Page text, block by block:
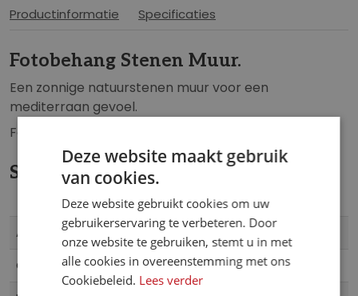
n
g
a
l
l
e
i
j
i
a
n
d
a
f
b
Productinformatie Specificaties
Fotobehang Stenen Muur.
Een zonnige natuurstenen muur voor een
mediterraan gevoel.
Fotobehang formaat: 400cm breed x 260cm hoog.
Specificaties
informatie
Artikelnummer X8-727
Collectie Komar
Deze website maakt gebruik
van cookies.
Deze website gebruikt cookies om uw
gebruikerservaring te verbeteren. Door
onze website te gebruiken, stemt u in met
alle cookies in overeenstemming met ons
Cookiebeleid. Lees verder